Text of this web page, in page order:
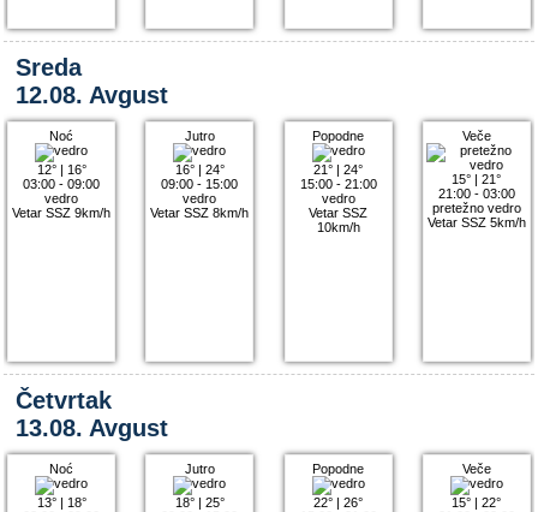
Sreda
12.08. Avgust
Noć
12°| 16°
03:00 - 09:00
vedro
Vetar SSZ 9km/h
Jutro
16°| 24°
09:00 - 15:00
vedro
Vetar SSZ 8km/h
Popodne
21° |24°
15:00 - 21:00
vedro
Vetar SSZ
10km/h
Veče
15° |21°
21:00 - 03:00
pretežno vedro
Vetar SSZ 5km/h
Četvrtak
13.08. Avgust
Noć
13°| 18°
Jutro
18°| 25°
Popodne
22° |26°
Veče
15° |22°